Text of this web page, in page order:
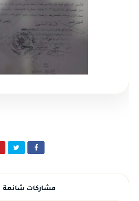
مشاركات شائعة